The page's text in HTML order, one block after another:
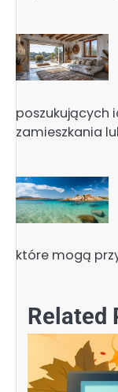
poszukujących
zamieszkania
które mogą
Related